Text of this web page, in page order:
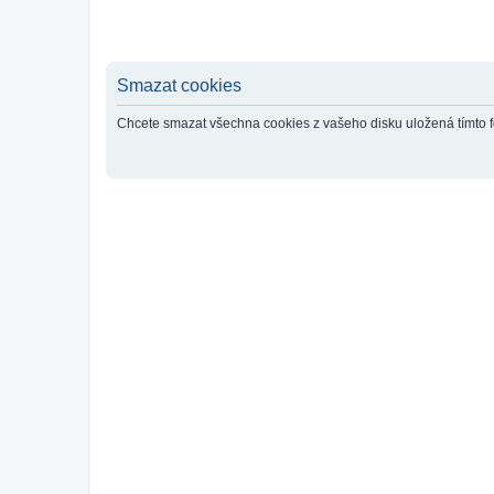
Smazat cookies
Chcete smazat všechna cookies z vašeho disku uložená tímto